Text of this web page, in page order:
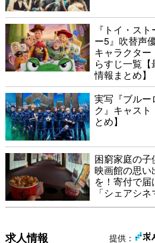
『トイ・スト
ー5』吹替声
キャラクター
らすじ一覧【
情報まとめ】
実写『ブルー
ク』キャスト
とめ】
困窮家庭の子
映画館の思い
を！寄付で届
「シェアシネ
提供：
求人情報